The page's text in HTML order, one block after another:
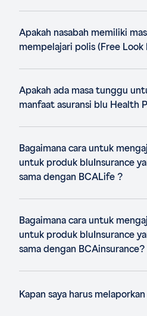
Apakah nasabah memiliki
mempelajari polis (Free Look
Apakah ada masa tunggu
manfaat asuransi blu Health
Bagaimana cara untuk
untuk produk bluInsurance
sama dengan BCALife ?
Bagaimana cara untuk
untuk produk bluInsurance
sama dengan BCAinsurance?
Kapan saya harus